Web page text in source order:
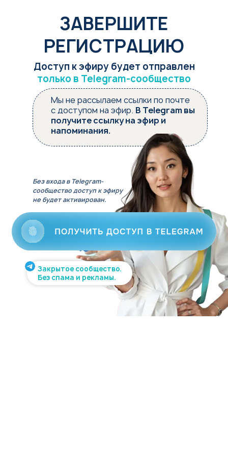
Без входа в Telegram-
сообщество доступ к эфиру
не будет активирован.
Доступ к эфиру будет отправлен
только в Telegram-сообщество
ЗАВЕРШИТЕ
РЕГИСТРАЦИЮ
Мы не рассылаем ссылки по почте
с доступом на эфир. В Telegram вы
получите ссылку на эфир и
напоминания.
Закрытое сообщество.
Без спама и рекламы.